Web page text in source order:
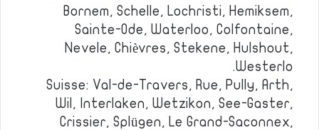
Bornem, Schelle, Lochristi, Hemiksem,
Sainte-Ode, Waterloo, Colfontaine,
Nevele, Chièvres, Stekene, Hulshout,
Westerlo.
Suisse: Val-de-Travers, Rue, Pully, Arth,
Wil, Interlaken, Wetzikon, See-Gaster,
Crissier, Splügen, Le Grand-Saconnex,